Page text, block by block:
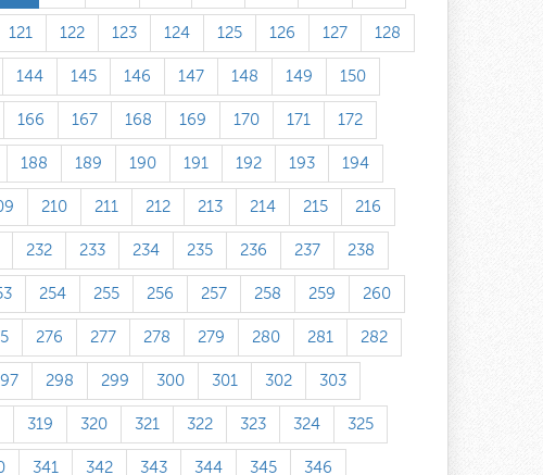
121 122 123 124 125 126 127 128
144 145 146 147 148 149 150
166 167 168 169 170 171 172
188 189 190 191 192 193 194
210 211 212 213 214 215 216
232 233 234 235 236 237 238
254 255 256 257 258 259 260
276 277 278 279 280 281 282
298 299 300 301 302 303
319 320 321 322 323 324 325
341 342 343 344 345 346